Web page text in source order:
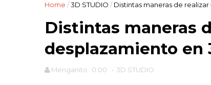
Home /3D STUDIO / Distintas maneras de
Distintas maneras
desplazamiento en
Menganito 0:00 - 3D STUDIO